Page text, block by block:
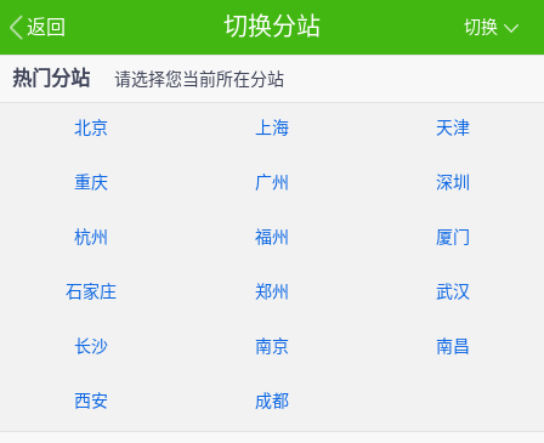
返回 切换
切换分站
热门分站 请选择您当前所在分站
北京 上海 天津
重庆 广州 深圳
杭州 福州 厦门
石家庄 郑州 武汉
长沙 南京 南昌
西安 成都